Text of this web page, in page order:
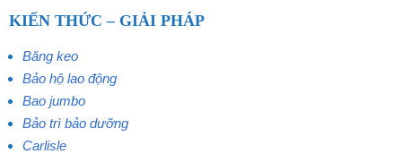
KIẾN THỨC – GIẢI PHÁP
Băng keo
Bảo hộ lao động
Bao jumbo
Bảo trì bảo dưỡng
Carlisle